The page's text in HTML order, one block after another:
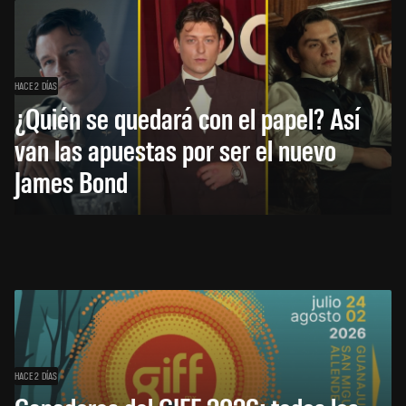
HACE 2 DÍAS
¿Quién se quedará con el papel? Así
van las apuestas por ser el nuevo
James Bond
HACE 2 DÍAS